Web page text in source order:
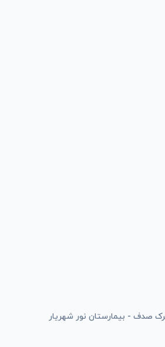
صدف - بیمارستان نور شهریار